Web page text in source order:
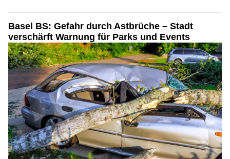
Basel BS: Gefahr durch Astbrüche – Stadt
verschärft Warnung für Parks und Events